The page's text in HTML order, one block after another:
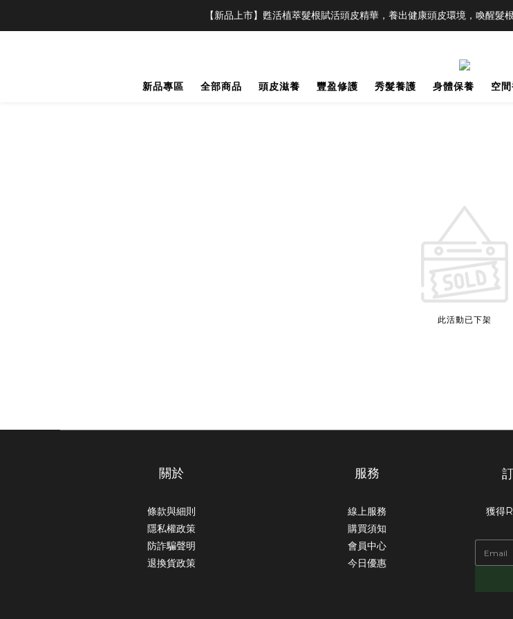
【新品上市】甦活植萃髮根賦活頭皮精華，養出健康頭皮環境，喚醒
新品專區 全部商品 頭皮滋養 豐盈修護 秀髮養護 身體保養 空
此活動已下架
關於
條款與細則
隱私權政策
防詐騙聲明
退換貨政策
服務
線上服務
購買須知
會員中心
今日優惠
獲得